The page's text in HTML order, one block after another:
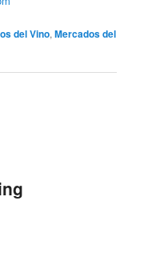
del Vino,Mercados del